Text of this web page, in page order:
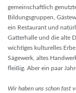
gemeinschaftlich
Bildungsgruppen,
ein Restaurant und
Gatterhalle und die alte
wichtiges kulturelles
Sägewerk, altes
fleißig. Aber ein paar
Wir haben uns schon fast